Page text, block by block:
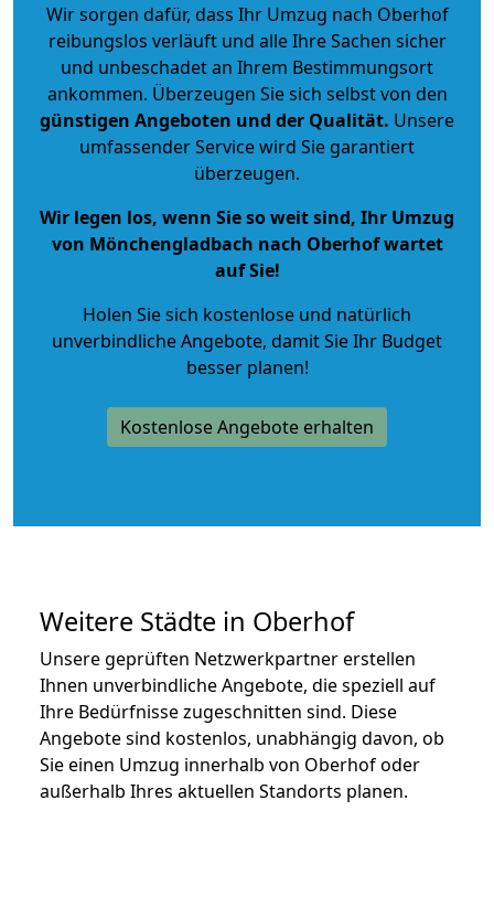
Wir sorgen dafür, dass Ihr Umzug nach Oberhof
reibungslos verläuft und alle Ihre Sachen sicher
und unbeschadet an Ihrem Bestimmungsort
ankommen. Überzeugen Sie sich selbst von den
günstigen Angeboten und der Qualität. Unsere
umfassender Service wird Sie garantiert
überzeugen.
Wir legen los, wenn Sie so weit sind, Ihr Umzug
von Mönchengladbach nach Oberhof wartet
auf Sie!
Holen Sie sich kostenlose und natürlich
unverbindliche Angebote, damit Sie Ihr Budget
besser planen!
Kostenlose Angebote erhalten
Weitere Städte in Oberhof
Unsere geprüften Netzwerkpartner erstellen
Ihnen unverbindliche Angebote, die speziell auf
Ihre Bedürfnisse zugeschnitten sind. Diese
Angebote sind kostenlos, unabhängig davon, ob
Sie einen Umzug innerhalb von Oberhof oder
außerhalb Ihres aktuellen Standorts planen.